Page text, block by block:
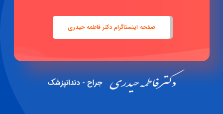
صفحه اینستاگرام دکتر فاطمه حیدری